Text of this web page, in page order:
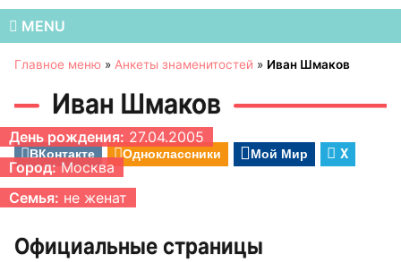
MENU
Главное меню » Анкеты знаменитостей » Иван Шмаков
Иван Шмаков
ВКонтакте Одноклассники Мой Мир X
День рождения: 27.04.2005
Город: Москва
Семья: не женат
Официальные страницы